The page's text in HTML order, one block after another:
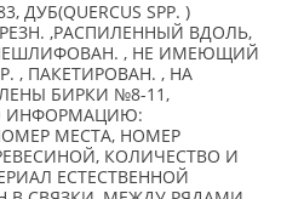
SPP. )
,РАСПИЛЕННЫЙ ВДОЛЬ,
НЕШЛИФОВАН. , НЕ ИМЕЮЩИЙ
, ПАКЕТИРОВАН. , НА
БИРКИ №8-11,
ИНФОРМАЦИЮ:
МЕСТА, НОМЕР
КОЛИЧЕСТВО И
ЕСТЕСТВЕННОЙ